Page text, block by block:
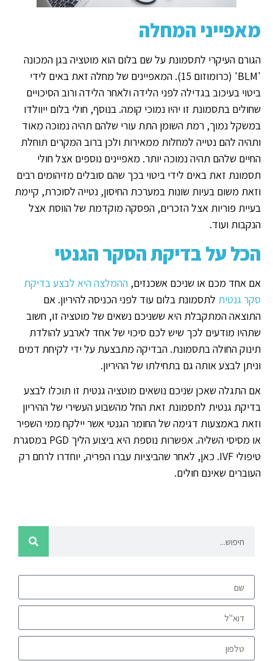
מאפייני המחלה
הגורם העיקרי לתסמונת על שם בלום הוא מוטציה בגן המכונה
'BLM' (כרומוזום 15). המאפיינים של מחלה זאת באים לידי
ביטוי בעיכוב בגדילה לפני הלידה ולאחר הלידה ורוב הסיכויים
שחולים בתסמונת זו יהיו נמוכי קומה. בנוסף, חולי בלום ייוולדו
במשקל נמוך, רמת השומן התת עורי שלהם תהיה נמוכה מאוד
ותהיה להם נטייה למחלות ממאירות ולכן ברוב המקרים תוחלת
החיים שלהם תהיה נמוכה יותר. מאפיינים נוספים אצל חולי
תסמונת זאת באים לידי ביטוי בכך שהם סובלים מזיהומים רבים
וזאת משום בעיות שונות במערכת החיסון, נטייה לסוכרת, קיימת
בעיית פוריות אצל הזכרים, הפסקה מוקדמת של הווסת אצל
הנקבות ועוד.
הכל על בדיקת הסקר הגנטי
אם אחד מכם או שניכם אשכנזים, ההמלצה היא לבצע בדיקת
סקר גנטית לתסמונת בלום עוד לפני הכניסה להיריון. אם
התוצאה המתקבלת היא ששניכם נשאים של מוטציה זו, חשוב
שתהיו מודעים לכך שיש לכם סיכוי של אחד לארבע להולדת
תינוק החולה בתסמונת. הבדיקה מתבצעת על ידי לקיחת דמים
וניתן לבצע אותה גם בתחילתו של ההיריון.
אם התגלה שאכן שניכם נושאים מוטציה גנטית זו תוכלו לבצע
בדיקת גנטית לתסמונת זאת החל מהשבוע העשירי של ההיריון
וזאת באמצעות דגימה של החומר הגנטי אשר יילקח ממי השפיר
או מסיסי השליה. אפשרות נוספת היא ביצוע הליך PGD במסגרת
טיפולי IVF. כאן, לאחר שהביציות עברו הפריה, יוחדרו לרחם רק
העוברים שאינם חולים.